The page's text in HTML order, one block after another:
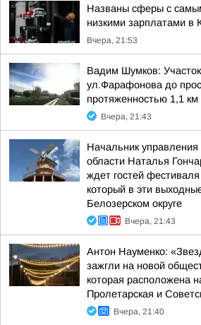
Названы сферы с
низкими зарплатами в
Вчера, 21:53
Вадим Шумков:
ул.Фарафонова до
протяженностью 1,1 км
Вчера, 21:43
Начальник управления
области Наталья
ждет гостей
который в эти
Белозерском округе
Вчера, 21:43
Антон Науменко:
зажгли на новой
которая расположена
Пролетарская и
Вчера, 21:40